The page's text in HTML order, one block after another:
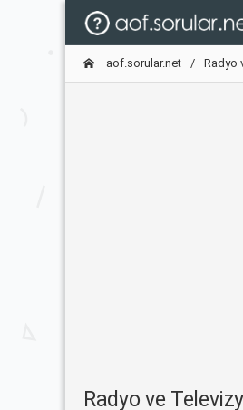
aof.sorular.net Radyo
Radyo ve